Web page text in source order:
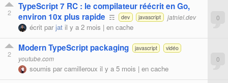
2
TypeScript 7 RC : le compilateur réécrit en Go,
environ 10x plus rapide ☶ dev javascript jatniel.dev
écrit parjat il y a 2 mois | en cache
0
2
Modern TypeScript packaging javascript vidéo
youtube.com
soumis parcamilleroux il y a 5 mois | en cache
0